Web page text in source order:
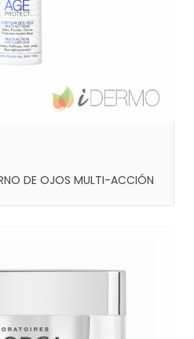
DE OJOS MULTI-ACCIÓN